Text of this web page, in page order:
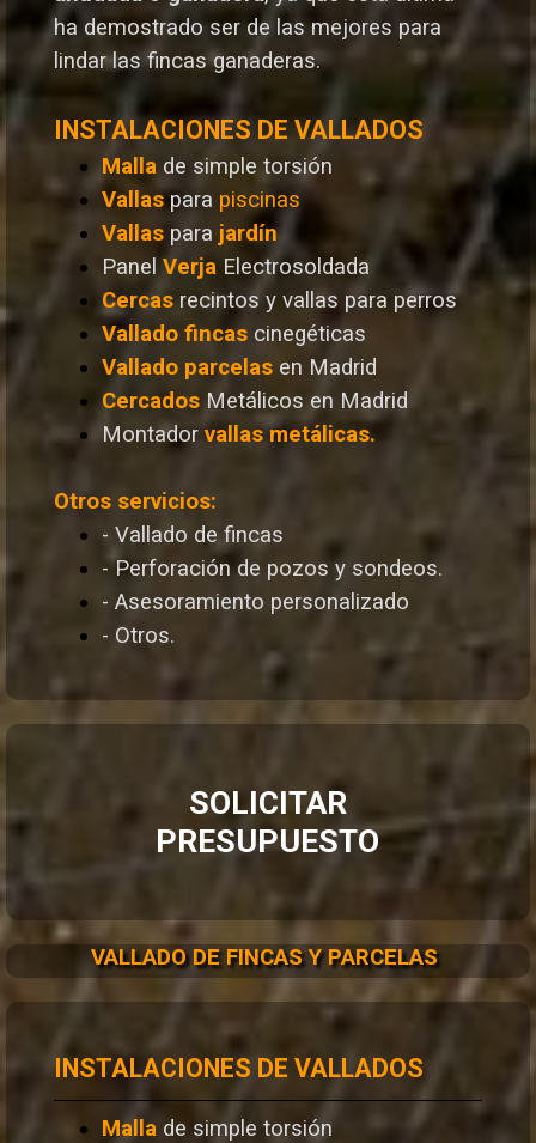
ha demostrado ser de las mejores para
lindar las fincas ganaderas.
INSTALACIONES DE VALLADOS
Malla de simple torsión
Vallas para piscinas
Vallas para jardín
Panel Verja Electrosoldada
Cercas recintos y vallas para perros
Vallado fincas cinegéticas
Vallado parcelas en Madrid
Cercados Metálicos en Madrid
Montador vallas metálicas.
Otros servicios:
- Vallado de fincas
- Perforación de pozos y sondeos.
- Asesoramiento personalizado
- Otros.
SOLICITAR
PRESUPUESTO
VALLADO DE FINCAS Y PARCELAS
INSTALACIONES DE VALLADOS
Malla de simple torsión